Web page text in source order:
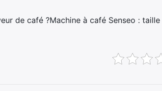
de café ?Machine à café Senseo :